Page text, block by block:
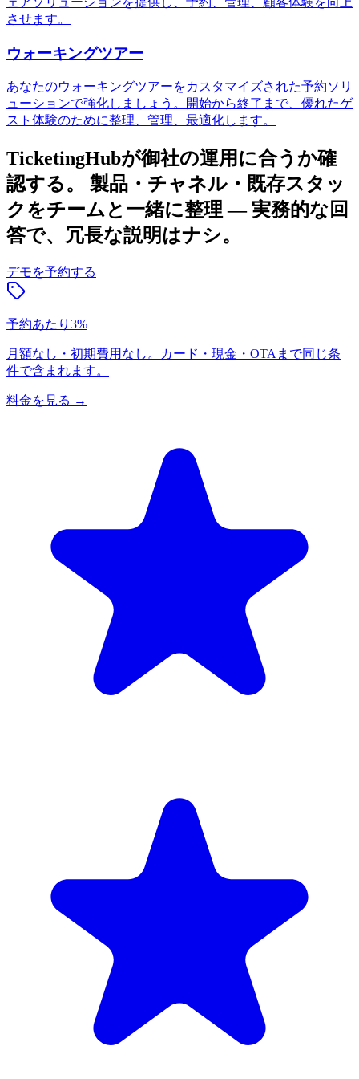
させます。
ウォーキングツアー
あなたのウォーキングツアーをカスタマイズされた予約ソリ
ューションで強化しましょう。開始から終了まで、優れたゲ
スト体験のために整理、管理、最適化します。
TicketingHubが御社の運用に合うか確
認する。
製品・チャネル・既存スタッ
クをチームと一緒に整理 — 実務的な回
答で、冗長な説明はナシ。
デモを予約する
予約あたり3%
月額なし・初期費用なし。カード・現金・OTAまで同じ条
件で含まれます。
料金を見る →